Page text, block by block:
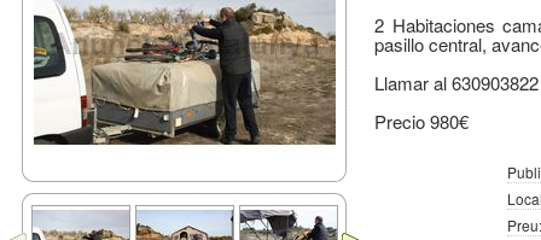
2 Habitaciones
pasillo central,
Llamar al
Precio 980€
Preu: